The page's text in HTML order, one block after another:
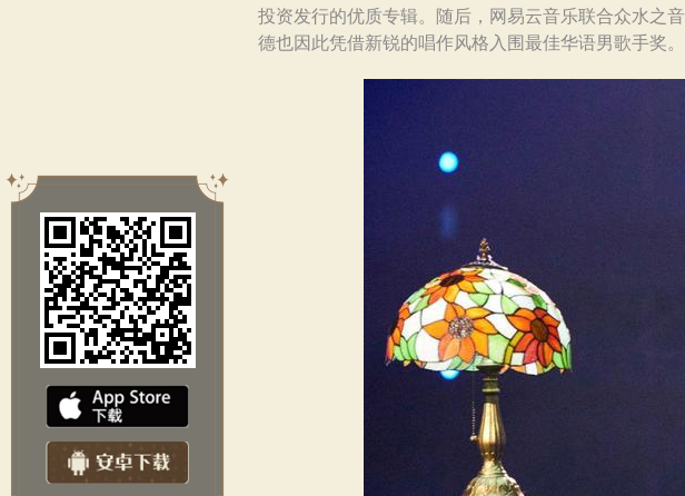
投资发行的优质专辑。随后，网易云音乐联合众水之
德也因此凭借新锐的唱作风格入围最佳华语男歌手奖。